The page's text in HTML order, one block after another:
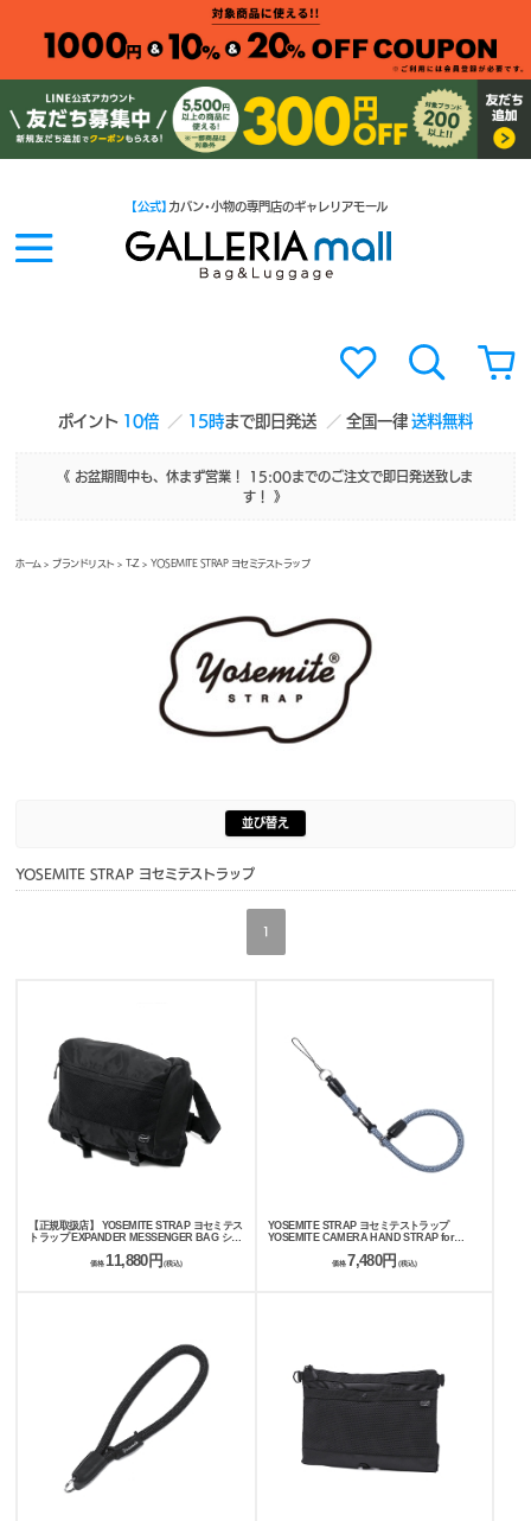
ポイント 10倍 15時まで即日発送 全国一律送料無料
【公式】 カバン・小物の専門店のギャレリアモール
《 お盆期間中も、休まず営業！ 15:00までのご注文で即日発送致しま
す！ 》
ホーム >ブランドリスト > T-Z > YOSEMITE STRAP ヨセミテストラップ
並び替え
YOSEMITE STRAP ヨセミテストラップ
1
【正規取扱店】 YOSEMITE STRAP ヨセミテス
トラップ EXPANDER MESSENGER BAG ショ
価格 11,880円 (税込)
YOSEMITE STRAP ヨセミテストラップ
YOSEMITE CAMERA HAND STRAP for
価格7,480円 (税込)